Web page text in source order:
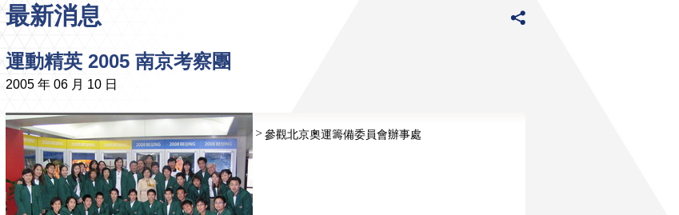
最新消息
運動精英 2005 南京考察團
2005 年 06 月 10 日
參觀北京奧運籌備委員會辦事處